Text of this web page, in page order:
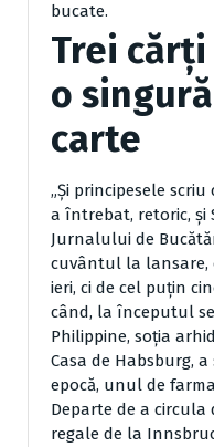
bucate.
Trei
o
carte
„Şi principesele
a întrebat, retoric, şi
Jurnalului de
cuvântul la lansare,
ieri, ci de cel puţin
când, la începutul
Philippine, soţia
Casa de Habsburg,
epocă, unul de
Departe de a
regale de la